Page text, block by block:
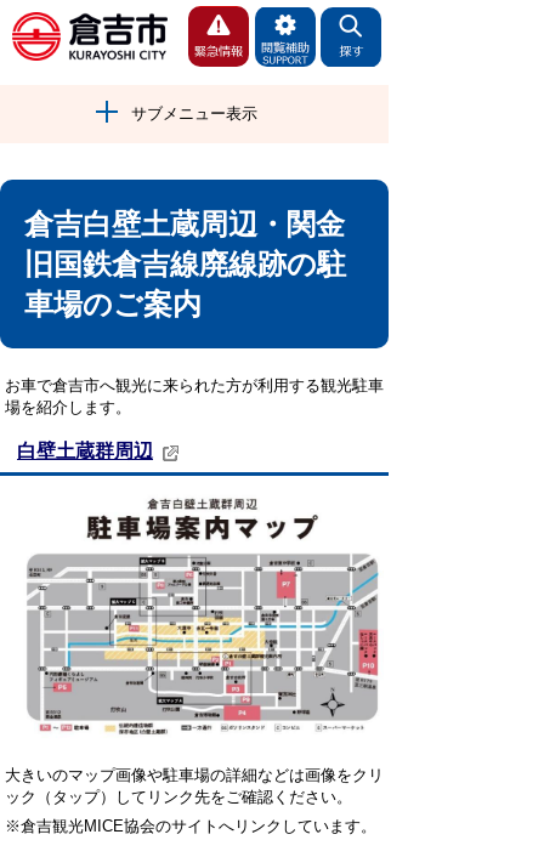
サブメニュー表示
倉吉白壁土蔵周辺・関金
旧国鉄倉吉線廃線跡の駐
車場のご案内
お車で倉吉市へ観光に来られた方が利用する観光駐車
場を紹介します。
白壁土蔵群周辺
大きいのマップ画像や駐車場の詳細などは画像をクリ
ック（タップ）してリンク先をご確認ください。
※倉吉観光MICE協会のサイトへリンクしています。